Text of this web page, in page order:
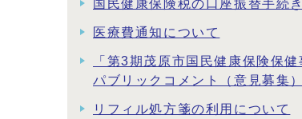
国民健康保険税の口座振替手続
医療費通知について
「第3期茂原市国民健康保険保
パブリックコメント（意見募集
リフィル処方箋の利用について